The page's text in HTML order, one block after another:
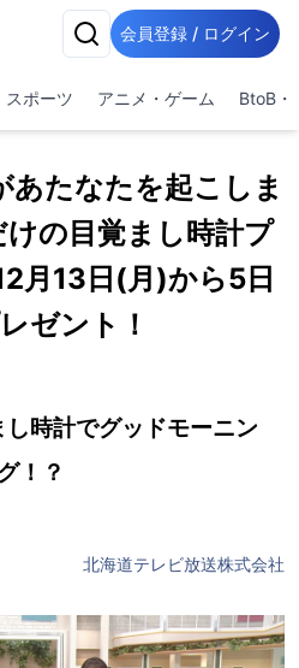
会員登録 / ログイン
スポーツ アニメ・ゲーム BtoB・
あたなたを起こしま
の目覚まし時計プ
月13日(月)から5日
ゼント！
時計でグッドモーニン
！？
北海道テレビ放送株式会社